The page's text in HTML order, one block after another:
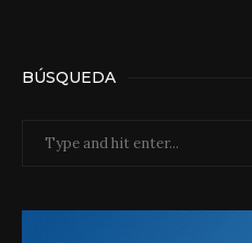
BÚSQUEDA